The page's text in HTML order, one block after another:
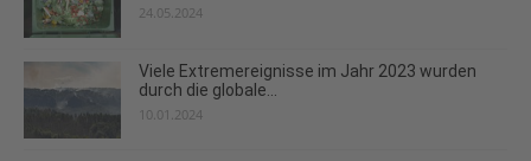
24.05.2024
Viele Extremereignisse im Jahr 2023 wurden
durch die globale...
10.01.2024